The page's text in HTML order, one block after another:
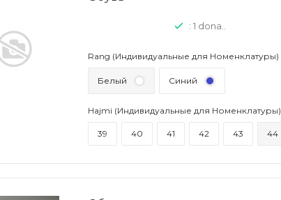
: 1 dona..
Rang (Индивидуальные для Номенклатуры)
Белый Синий
Hajmi (Индивидуальные для Номенклатуры)
39 40 41 42 43 44